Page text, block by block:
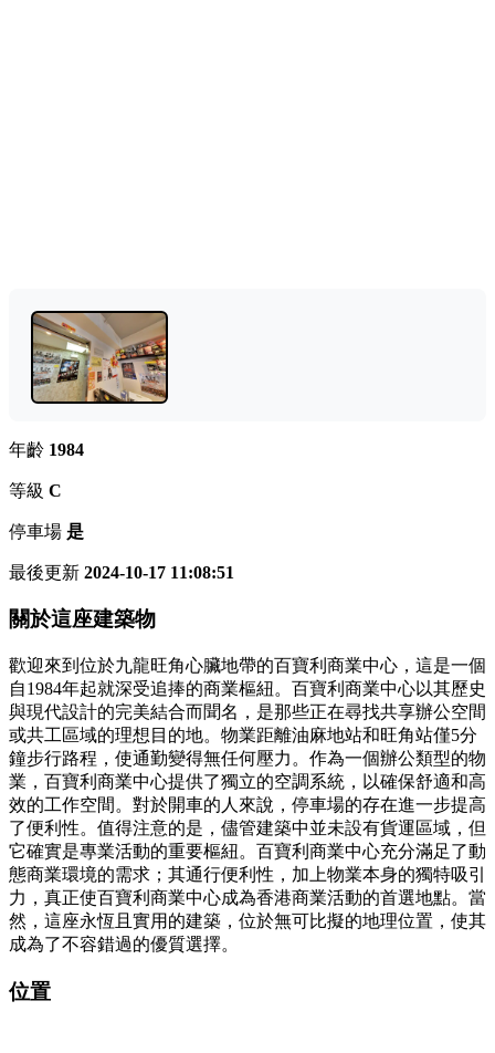
年齡 1984
等級 C
停車場 是
最後更新 2024-10-17 11:08:51
關於這座建築物
歡迎來到位於九龍旺角心臟地帶的百寶利商業中心，這是一個
自1984年起就深受追捧的商業樞紐。百寶利商業中心以其歷史
與現代設計的完美結合而聞名，是那些正在尋找共享辦公空間
或共工區域的理想目的地。物業距離油麻地站和旺角站僅5分
鐘步行路程，使通勤變得無任何壓力。作為一個辦公類型的物
業，百寶利商業中心提供了獨立的空調系統，以確保舒適和高
效的工作空間。對於開車的人來說，停車場的存在進一步提高
了便利性。值得注意的是，儘管建築中並未設有貨運區域，但
它確實是專業活動的重要樞紐。百寶利商業中心充分滿足了動
態商業環境的需求；其通行便利性，加上物業本身的獨特吸引
力，真正使百寶利商業中心成為香港商業活動的首選地點。當
然，這座永恆且實用的建築，位於無可比擬的地理位置，使其
成為了不容錯過的優質選擇。
位置